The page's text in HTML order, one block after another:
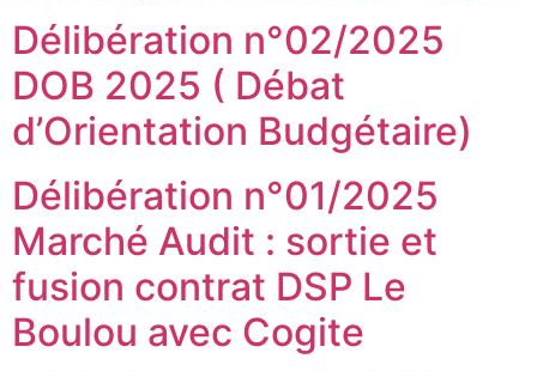
Délibération n°02/2025
DOB 2025 ( Débat
d’Orientation Budgétaire)
Délibération n°01/2025
Marché Audit : sortie et
fusion contrat DSP Le
Boulou avec Cogite